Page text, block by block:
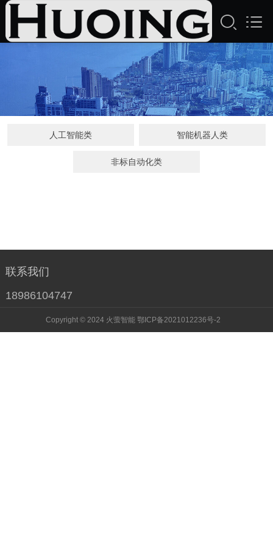
人工智能类 智能机器人类
非标自动化类
联系我们
18986104747
Copyright © 2024 火萤智能鄂ICP备2021012236号-2